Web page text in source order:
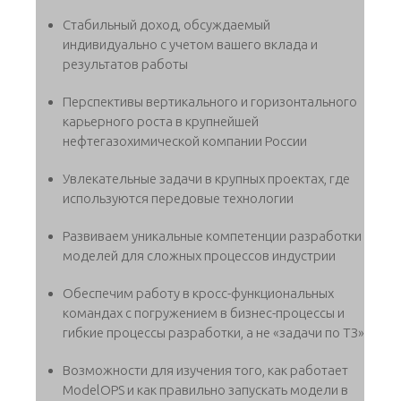
Стабильный доход, обсуждаемый
индивидуально с учетом вашего вклада и
результатов работы
Перспективы вертикального и горизонтального
карьерного роста в крупнейшей
нефтегазохимической компании России
Увлекательные задачи в крупных проектах, где
используются передовые технологии
Развиваем уникальные компетенции разработки
моделей для сложных процессов индустрии
Обеспечим работу в кросс-функциональных
командах с погружением в бизнес-процессы и
гибкие процессы разработки, а не «задачи по ТЗ»
Возможности для изучения того, как работает
ModelOPS и как правильно запускать модели в